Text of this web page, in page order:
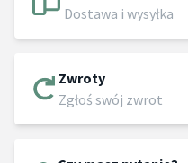
Dostawa i wysyłka
Zwroty
Zgłoś swój zwrot